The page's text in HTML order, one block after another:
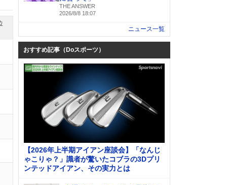
THE ANSWER
2026/8/8 18:07
ニュース一覧
おすすめ記事（Doスポーツ）
【2026年上半期アイアン座談会】「なんじ
ゃこりゃ？」識者が驚いたコブラの3Dプリ
ンテッドアイアン、その実力とは